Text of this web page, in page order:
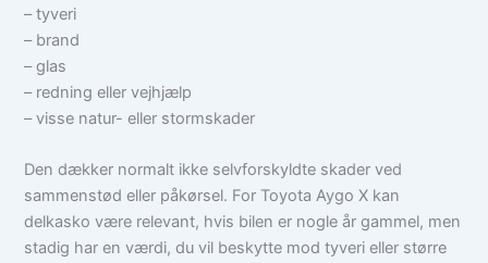
– tyveri
– brand
– glas
– redning eller vejhjælp
– visse natur- eller stormskader
Den dækker normalt ikke selvforskyldte skader ved
sammenstød eller påkørsel. For Toyota Aygo X kan
delkasko være relevant, hvis bilen er nogle år gammel, men
stadig har en værdi, du vil beskytte mod tyveri eller større